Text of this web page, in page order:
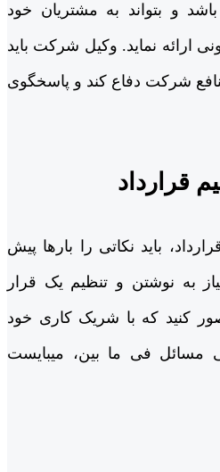
و بتواند به مشتریان خود
ارائه نماید. وکیل شرکت باید
شرکت دفاع کند و پاسخگوی
باید نکاتی را بارها پیش
به نوشتن و تنظیم یک قرار
کنید که با شریک کاری خود
فی ما بین، میبایست